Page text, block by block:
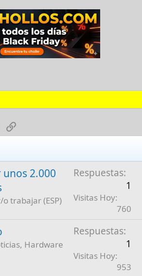
mailEnlace
2.000
trabajar (ESP)
Respuestas
1
Visitas Hoy
760
Hardware
Respuestas
1
Visitas Hoy
953